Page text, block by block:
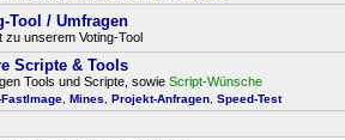
Tool / Umfragen
zu unserem Voting-Tool
Scripte & Tools
Tools und Scripte, sowie Script-Wünsche
, Mines Projekt-Anfragen, Speed-Test